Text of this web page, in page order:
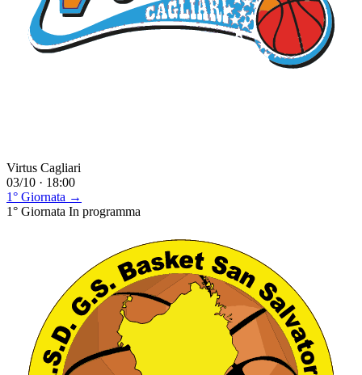
Virtus Cagliari
03/10 · 18:00
1° Giornata →
1° Giornata In programma